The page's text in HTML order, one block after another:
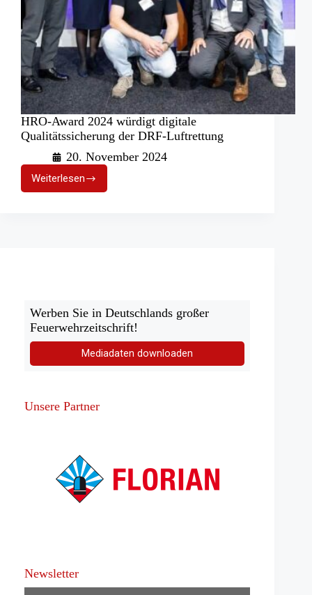
HRO-Award 2024 würdigt digitale
Qualitätssicherung der DRF-Luftrettung
20. November 2024
Weiterlesen
HRO-
Award
Werben Sie in Deutschlands großer
Feuerwehrzeitschrift!
Mediadaten downloaden
Unsere Partner
Newsletter